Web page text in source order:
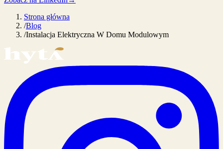
Strona główna
/Blog
/Instalacja Elektryczna W Domu Modulowym